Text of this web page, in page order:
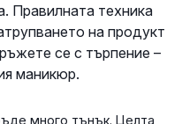
Правилната техника
на продукт
се с търпение –
маникюр.
много тънък. Целта